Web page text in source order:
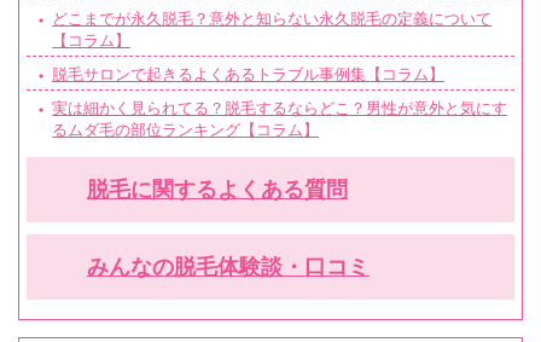
どこまでが永久脱毛？意外と知らない永久脱毛の定義について
【コラム】
脱毛サロンで起きるよくあるトラブル事例集【コラム】
実は細かく見られてる？脱毛するならどこ？男性が意外と気にす
るムダ毛の部位ランキング【コラム】
脱毛に関するよくある質問
みんなの脱毛体験談・口コミ